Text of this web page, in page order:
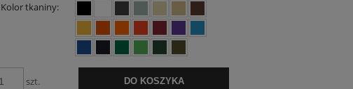
Kolor tkaniny:
szt. DO KOSZYKA